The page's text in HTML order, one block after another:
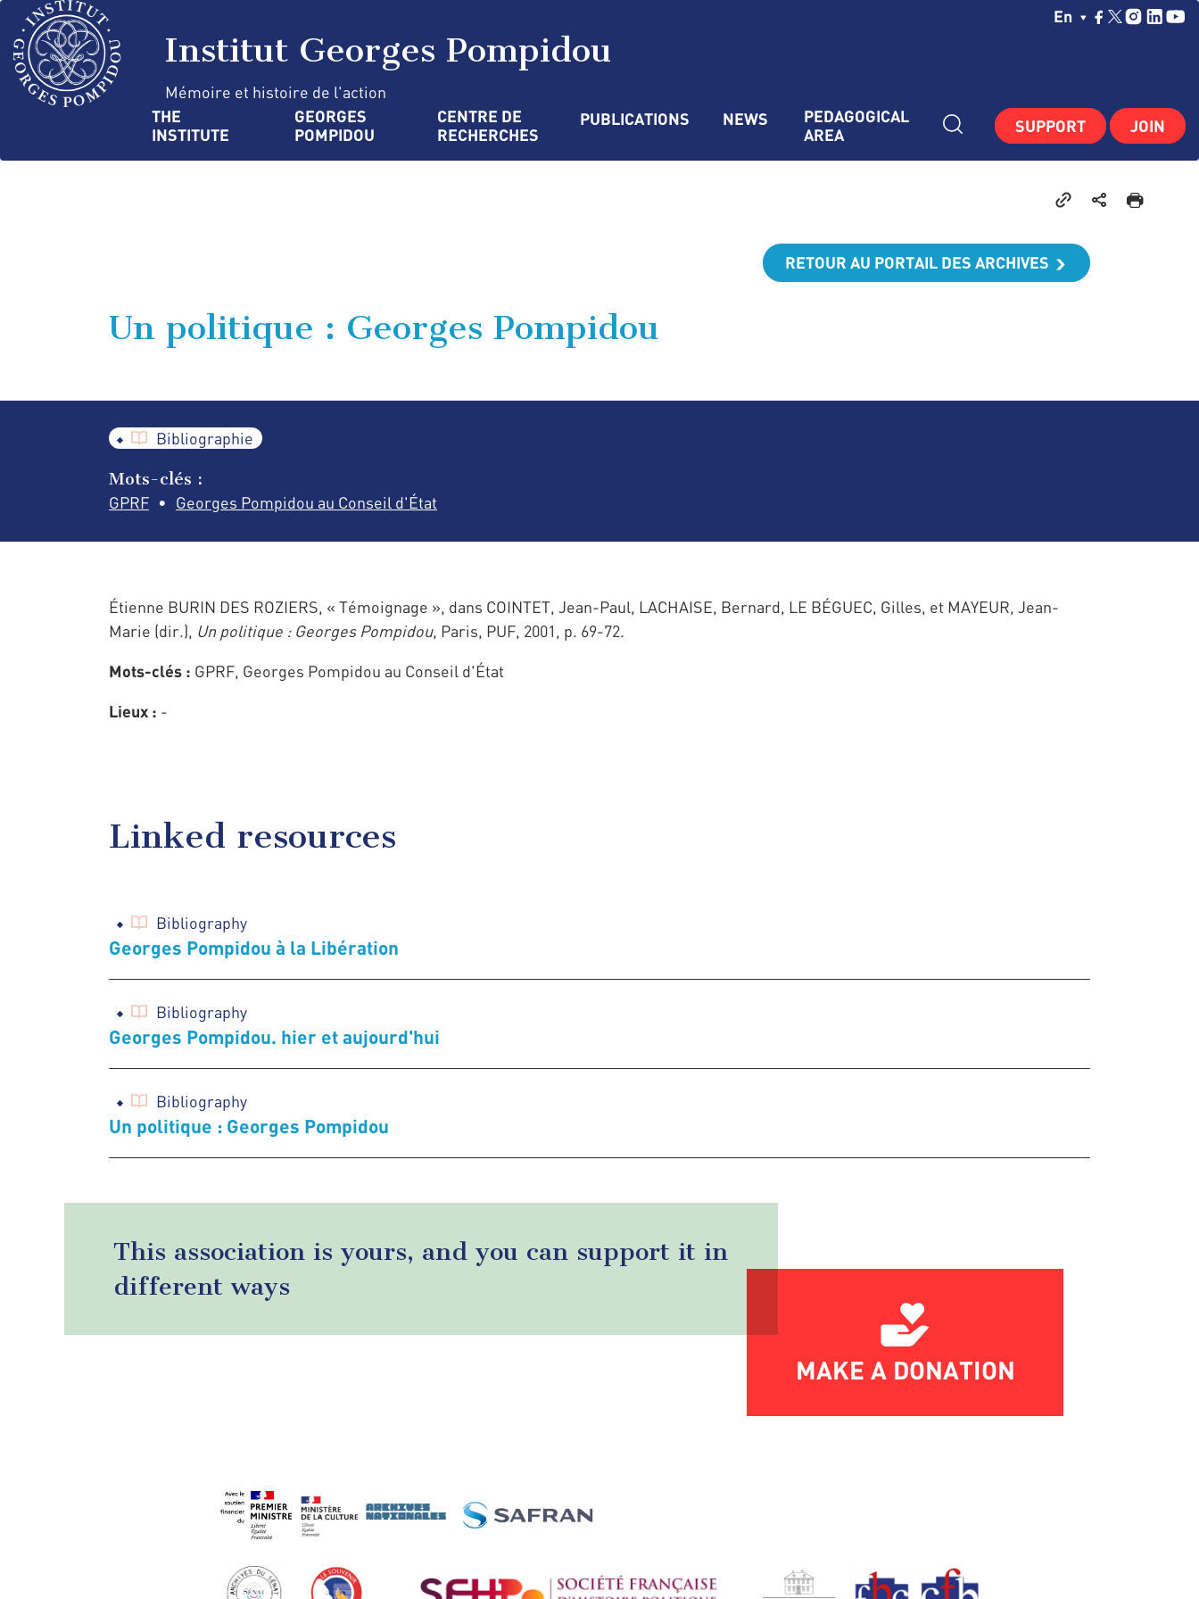
Skip
main
content
Choisissez Votre
En
Institut Georges Pompidou
Mémoire et histoire de l'action
Navigation
principale
THE
INSTITUTE
GEORGES
POMPIDOU
CENTRE DE
RECHERCHES
PUBLICATIONS NEWS
PEDAGOGICAL
AREA
SUPPORT JOIN
RETOUR AU PORTAIL DES ARCHIVES
Un politique : Georges Pompidou
Bibliographie
Mots-clés :
GPRF Georges Pompidou au Conseil d'État
Étienne BURIN DES ROZIERS, « Témoignage », dans COINTET, Jean-Paul, LACHAISE, Bernard, LE BÉGUEC, Gilles, et MAYEUR, Jean-
Marie (dir.), Un politique : Georges Pompidou, Paris, PUF, 2001, p. 69-72.
Mots-clés : GPRF, Georges Pompidou au Conseil d'État
Lieux : -
Linked resources
Bibliography
Georges Pompidou à la Libération
Bibliography
Georges Pompidou. hier et aujourd'hui
Bibliography
Un politique : Georges Pompidou
This association is yours, and you can support it in
different ways
MAKE A DONATION
Cookies management panel